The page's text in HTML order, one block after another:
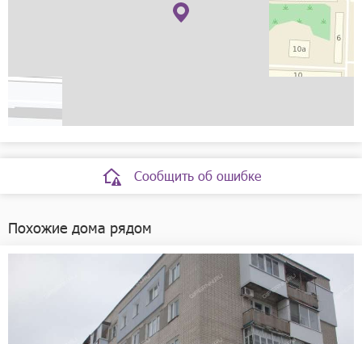
Сообщить об ошибке
Похожие дома рядом